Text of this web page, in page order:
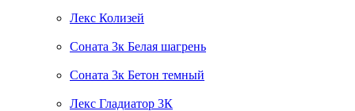
Лекс Колизей
Соната 3к Белая шагрень
Соната 3к Бетон темный
Лекс Гладиатор 3К